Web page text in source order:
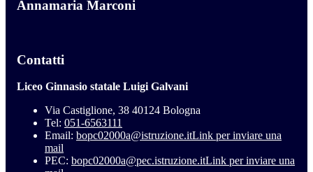
Annamaria Marconi
Contatti
Liceo Ginnasio statale Luigi Galvani
Via Castiglione, 38 40124 Bologna
Tel: 051-6563111
Email: bopc02000a@istruzione.itLink per inviare una
mail
PEC: bopc02000a@pec.istruzione.itLink per inviare una